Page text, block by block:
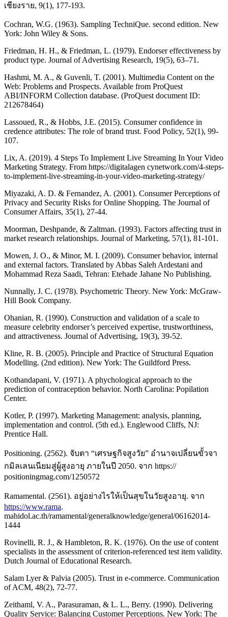
เชียงราย, 9(1), 177-193.
Cochran, W.G. (1963). Sampling TechniQue. second edition. New
York: John Wiley & Sons.
Friedman, H. H., & Friedman, L. (1979). Endorser effectiveness by
product type. Journal of Advertising Research, 19(5), 63–71.
Hashmi, M. A., & Guvenli, T. (2001). Multimedia Content on the
Web: Problems and Prospects. Available from ProQuest
ABI/INFORM Collection database. (ProQuest document ID:
212678464)
Lassoued, R., & Hobbs, J.E. (2015). Consumer confidence in
credence attributes: The role of brand trust. Food Policy, 52(1), 99-
107.
Lix, A. (2019). 4 Steps To Implement Live Streaming In Your Video
Marketing Strategy. From https://digitalagen cynetwork.com/4-steps-
to-implement-live-streaming-in-your-video-marketing-strategy/
Miyazaki, A. D. & Fernandez, A. (2001). Consumer Perceptions of
Privacy and Security Risks for Online Shopping. The Journal of
Consumer Affairs, 35(1), 27-44.
Moorman, Deshpande, & Zaltman. (1993). Factors affecting trust in
market research relationships. Journal of Marketing, 57(1), 81-101.
Mowen, J. O., & Minor, M. I. (2009). Consumer behavior, internal
and external factors. Translated by Abbas Saleh Ardestani and
Mohammad Reza Saadi, Tehran: Etehade Jahane No Publishing.
Nunnally, J. C. (1978). Psychometric Theory. New York: McGraw-
Hill Book Company.
Ohanian, R. (1990). Construction and validation of a scale to
measure celebrity endorser’s perceived expertise, trustworthiness,
and attractiveness. Journal of Advertising, 19(3), 39-52.
Kline, R. B. (2005). Principle and Practice of Structural Equation
Modelling. (2nd edition). New York: The Guildford Press.
Kothandapani, V. (1971). A phychological approach to the
prediction of contraception behavior. North Carolina: Popilation
Center.
Kotler, P. (1997). Marketing Management: analysis, planning,
implementation and control. (5th ed.). Englewood Cliffs, NJ:
Prentice Hall.
Positioning. (2562). จับตา “เศรษฐกิจสูงวัย” อำนาจเปลี่ยนขั้วจา
กมิลเลนเนียมสู่ผู้สูงอายุ ภายในปี 2050. จาก https://
positioningmag.com/1250572
Ramamental. (2561). อยู่อย่างไรให้เป็นสุขในวัยสูงอายุ. จาก
https://www.rama.
mahidol.ac.th/ramamental/generalknowledge/general/06162014-
1444
Rovinelli, R. J., & Hambleton, R. K. (1976). On the use of content
specialists in the assessment of criterion-referenced test item validity.
Dutch Journal of Educational Research.
Salam Lyer & Palvia (2005). Trust in e-commerce. Communication
of ACM, 48(2), 72-77.
Zeithaml, V. A., Parasuraman, & L. L., Berry. (1990). Delivering
Quality Service: Balancing Customer Perceptions. New York: The